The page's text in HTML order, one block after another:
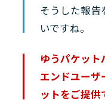
そうした報告
いですね。
ゆうパケット
エンドユーザ
ットをご提供